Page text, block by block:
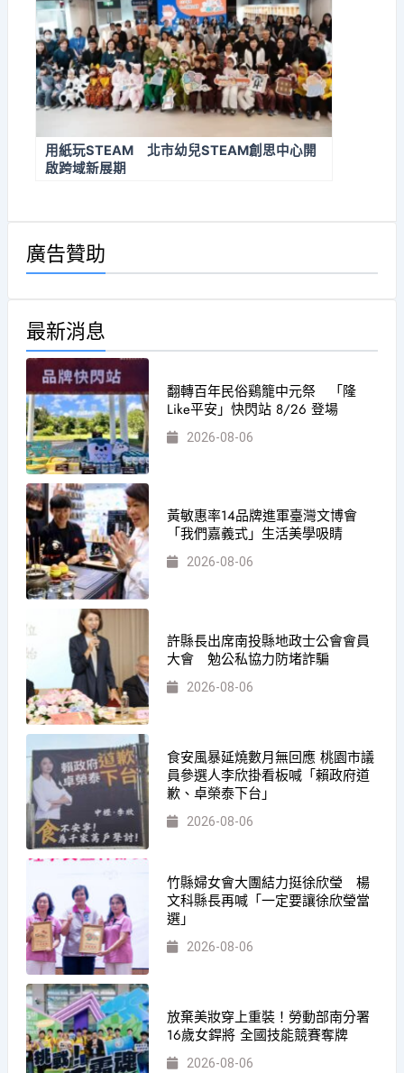
用紙玩STEAM 北市幼兒STEAM創思中心開
啟跨域新展期
廣告贊助
最新消息
翻轉百年民俗鷄籠中元祭 「隆
Like平安」快閃站 8/26 登場
2026-08-06
黃敏惠率14品牌進軍臺灣文博會
「我們嘉義式」生活美學吸睛
2026-08-06
許縣長出席南投縣地政士公會會員
大會 勉公私協力防堵詐騙
2026-08-06
食安風暴延燒數月無回應 桃園市議
員參選人李欣掛看板喊「賴政府道
歉、卓榮泰下台」
2026-08-06
竹縣婦女會大團結力挺徐欣瑩 楊
文科縣長再喊「一定要讓徐欣瑩當
選」
2026-08-06
放棄美妝穿上重裝！勞動部南分署
16歲女銲將 全國技能競賽奪牌
2026-08-06